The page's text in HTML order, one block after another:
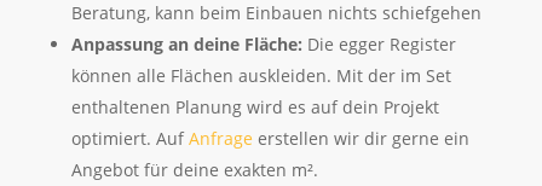
Beratung, kann beim Einbauen nichts schiefgehen
Anpassung an deine Fläche: Die egger Register
können alle Flächen auskleiden. Mit der im Set
enthaltenen Planung wird es auf dein Projekt
optimiert. AufAnfrage erstellen wir dir gerne ein
Angebot für deine exakten m².